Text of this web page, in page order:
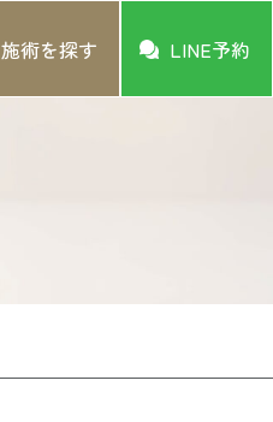
施術を探す LINE予約